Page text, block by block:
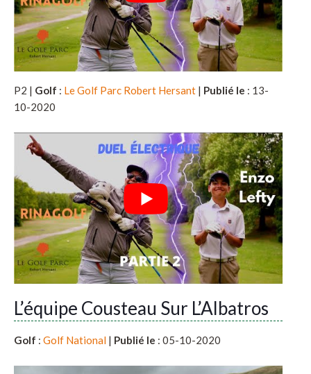
P2 | Golf : Le Golf Parc Robert Hersant | Publié le : 13-
10-2020
L’équipe Cousteau Sur L’Albatros
Golf : Golf National | Publié le : 05-10-2020